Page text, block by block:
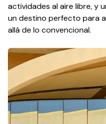
actividades al aire libre, y
un destino perfecto para
allá de lo convencional.